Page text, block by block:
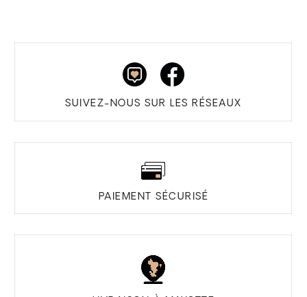
SUIVEZ-NOUS SUR LES RÉSEAUX
PAIEMENT SÉCURISÉ